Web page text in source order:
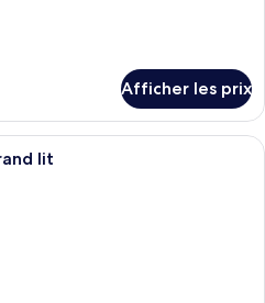
Afficher les prix
Une chambre d’hôtel avec un
lit